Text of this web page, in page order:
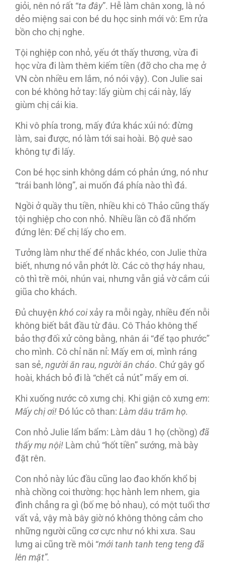
giỏi, nên nó rất “ta đây”. Hễ làm chân xong, là nó
dẻo miệng sai con bé du học sinh mới vô: Em rửa
bồn cho chị nghe.
Tội nghiệp con nhỏ, yếu ớt thấy thương, vừa đi
học vừa đi làm thêm kiếm tiền (đỡ cho cha mẹ ở
VN còn nhiều em lắm, nó nói vậy). Con Julie sai
con bé không hở tay: lấy giùm chị cái này, lấy
giùm chị cái kia.
Khi vô phía trong, mấy đứa khác xúi nó: đừng
làm, sai được, nó làm tới sai hoài. Bộ què sao
không tự đi lấy.
Con bé học sinh không dám có phản ứng, nó như
“trái banh lông”, ai muốn đá phía nào thì đá.
Ngồi ở quầy thu tiền, nhiều khi cô Thảo cũng thấy
tội nghiệp cho con nhỏ. Nhiều lần cô đã nhổm
đứng lên: Ðể chị lấy cho em.
Tưởng làm như thế để nhắc khéo, con Julie thừa
biết, nhưng nó vẫn phớt lờ. Các cô thợ háy nhau,
cô thì trề môi, nhún vai, nhưng vẫn giả vờ cắm cúi
giũa cho khách.
Ðủ chuyện khó coi xảy ra mỗi ngày, nhiều đến nỗi
không biết bắt đầu từ đâu. Cô Thảo không thể
bảo thợ đối xử công bằng, nhân ái “để tạo phước”
cho mình. Cô chỉ năn nỉ: Mấy em ơi, mình ráng
san sẻ, người ăn rau, người ăn cháo. Chứ gây gổ
hoài, khách bỏ đi là “chết cả nút” mấy em ơi.
Khi xuống nước cô xưng chị. Khi giận cô xưng em:
Mấy chị ơi! Ðó lúc cô than: Làm dâu trăm họ.
Con nhỏ Julie lẩm bẩm: Làm dâu 1 họ (chồng) đã
thấy mụ nội! Làm chủ “hốt tiền” sướng, mà bày
đặt rên.
Con nhỏ này lúc đầu cũng lao đao khốn khổ bị
nhà chồng coi thường: học hành lem nhem, gia
đình chẳng ra gì (bố mẹ bỏ nhau), có một tuổi thơ
vất vả, vậy mà bây giờ nó không thông cảm cho
những người cũng cơ cực như nó khi xưa. Sau
lưng ai cũng trề môi “mới tanh tanh teng teng đã
lên mặt”.